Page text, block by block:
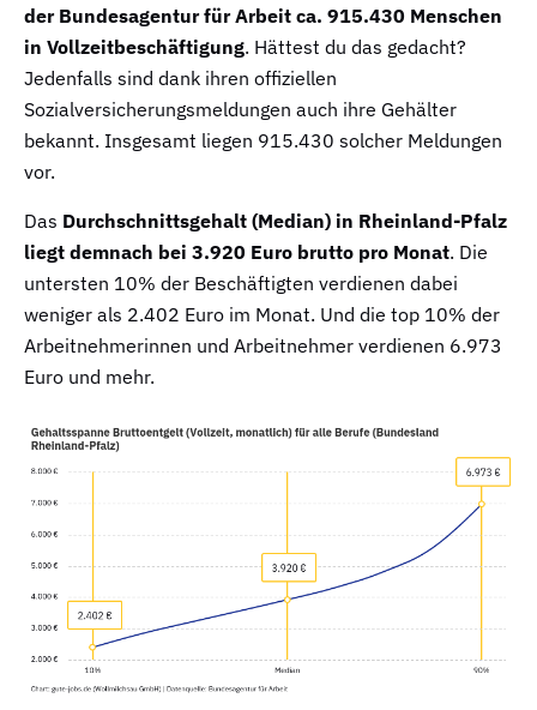
der Bundesagentur für Arbeit ca. 915.430 Menschen
in Vollzeitbeschäftigung. Hättest du das gedacht?
Jedenfalls sind dank ihren offiziellen
Sozialversicherungsmeldungen auch ihre Gehälter
bekannt. Insgesamt liegen 915.430 solcher Meldungen
vor.
Das Durchschnittsgehalt (Median) in Rheinland-Pfalz
liegt demnach bei 3.920 Euro brutto pro Monat. Die
untersten 10% der Beschäftigten verdienen dabei
weniger als 2.402 Euro im Monat. Und die top 10% der
Arbeitnehmerinnen und Arbeitnehmer verdienen 6.973
Euro und mehr.